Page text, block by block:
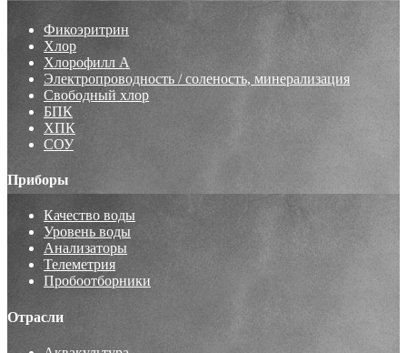
Фикоэритрин
Хлор
Хлорофилл А
Электропроводность / соленость, минерализация
Свободный хлор
БПК
ХПК
СОУ
Приборы
Качество воды
Уровень воды
Анализаторы
Телеметрия
Пробоотборники
Отрасли